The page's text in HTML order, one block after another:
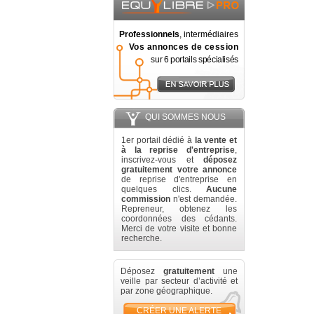
Professionnels, intermédiaires
Vos annonces de cession
sur 6 portails spécialisés
QUI SOMMES NOUS
1er portail dédié à la vente et
à la reprise d'entreprise,
inscrivez-vous et déposez
gratuitement votre annonce
de reprise d'entreprise en
quelques clics. Aucune
commission n'est demandée.
Repreneur, obtenez les
coordonnées des cédants.
Merci de votre visite et bonne
recherche.
Déposez gratuitement une
veille par secteur d’activité et
par zone géographique.
CRÉER UNE ALERTE